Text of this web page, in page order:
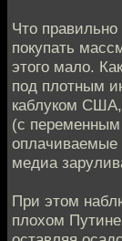
Что
покупать
этого мало.
под плотным
каблуком США,
(с
медиа
При этом
плохом